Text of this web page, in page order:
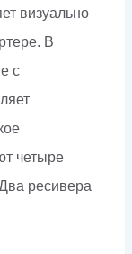
визуально
В
с
четыре
ресивера